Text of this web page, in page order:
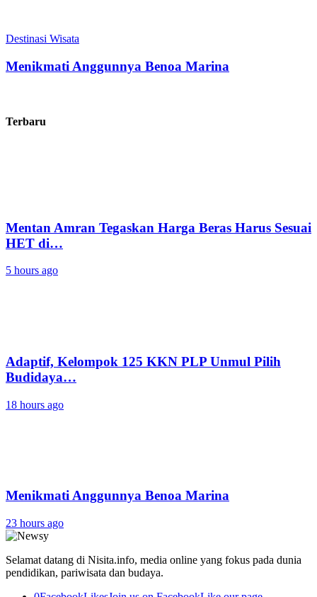
Destinasi Wisata
Menikmati Anggunnya Benoa Marina
Terbaru
Mentan Amran Tegaskan Harga Beras Harus Sesuai
HET di…
5 hours ago
‎Adaptif, Kelompok 125 KKN PLP Unmul Pilih
Budidaya…
18 hours ago
Menikmati Anggunnya Benoa Marina
23 hours ago
Selamat datang di Nisita.info, media online yang fokus pada dunia
pendidikan, pariwisata dan budaya.